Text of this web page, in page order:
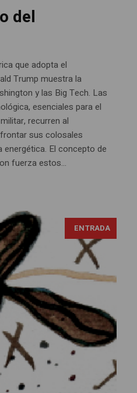
del
que adopta el
Trump muestra la
y las Big Tech. Las
esenciales para el
recurren al
sus colosales
El concepto de
fuerza estos...
ENTRADA